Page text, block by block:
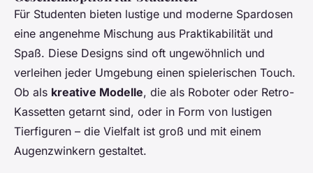
Für Studenten bieten lustige und moderne Spardosen
eine angenehme Mischung aus Praktikabilität und
Spaß. Diese Designs sind oft ungewöhnlich und
verleihen jeder Umgebung einen spielerischen Touch.
Ob als kreative Modelle, die als Roboter oder Retro-
Kassetten getarnt sind, oder in Form von lustigen
Tierfiguren – die Vielfalt ist groß und mit einem
Augenzwinkern gestaltet.